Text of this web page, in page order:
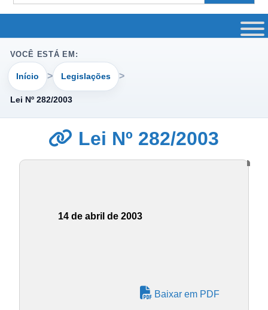
for:
VOCÊ ESTÁ EM:
Início Legislações
Lei Nº 282/2003
Lei Nº 282/2003
14 de abril de 2003
Baixar em PDF